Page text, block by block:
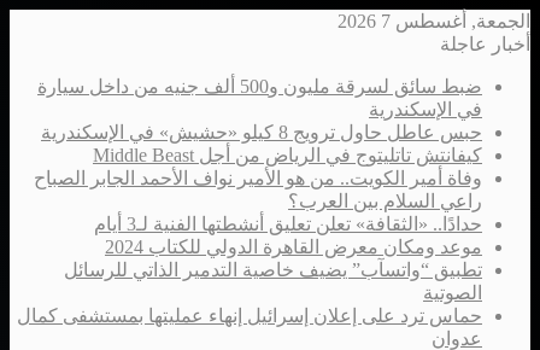
الجمعة, أغسطس 7 2026
أخبار عاجلة
ضبط سائق لسرقة مليون و500 ألف جنيه من داخل سيارة
في الإسكندرية
حبس عاطل حاول ترويج 8 كيلو «حشيش» في الإسكندرية
كيفانتش تاتليتوج في الرياض من أجل Middle Beast
وفاة أمير الكويت.. من هو الأمير نواف الأحمد الجابر الصباح
راعي السلام بين العرب؟
حدادًا.. «الثقافة» تعلن تعليق أنشطتها الفنية لـ3 أيام
موعد ومكان معرض القاهرة الدولي للكتاب 2024
تطبيق “واتسآب” يضيف خاصية التدمير الذاتي للرسائل
الصوتية
حماس ترد على إعلان إسرائيل إنهاء عمليتها بمستشفى كمال
عدوان